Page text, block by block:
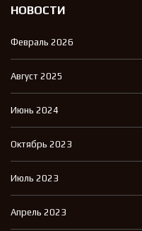
НОВОСТИ
Февраль 2026
Август 2025
Июнь 2024
Октябрь 2023
Июль 2023
Апрель 2023